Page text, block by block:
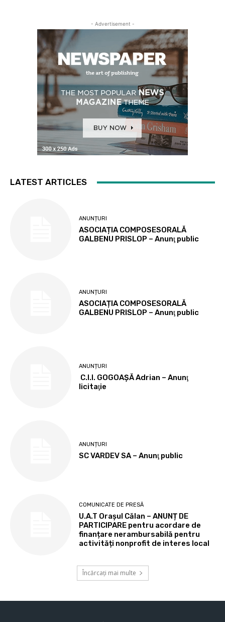
- Advertisement -
LATEST ARTICLES
ANUNȚURI
ASOCIAȚIA COMPOSESORALĂ
GALBENU PRISLOP – Anunţ public
ANUNȚURI
ASOCIAȚIA COMPOSESORALĂ
GALBENU PRISLOP – Anunţ public
ANUNȚURI
C.I.I. GOGOAŞĂ Adrian – Anunţ
licitaţie
ANUNȚURI
SC VARDEV SA – Anunţ public
COMUNICATE DE PRESĂ
U.A.T Orașul Călan – ANUNȚ DE
PARTICIPARE pentru acordare de
finanțare nerambursabilă pentru
activități nonprofit de interes local
Încărcați mai multe